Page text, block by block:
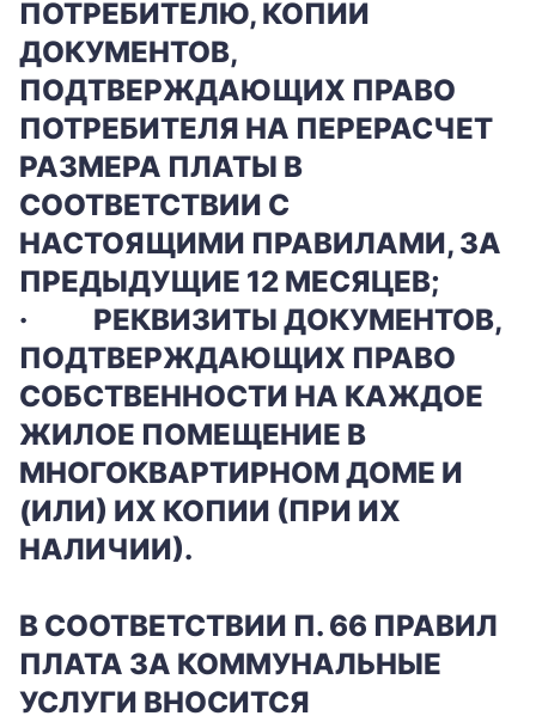
ПОТРЕБИТЕЛЮ, КОПИИ
ДОКУМЕНТОВ,
ПОДТВЕРЖДАЮЩИХ ПРАВО
ПОТРЕБИТЕЛЯ НА ПЕРЕРАСЧЕТ
РАЗМЕРА ПЛАТЫ В
СООТВЕТСТВИИ С
НАСТОЯЩИМИ ПРАВИЛАМИ, ЗА
ПРЕДЫДУЩИЕ 12 МЕСЯЦЕВ;
·
РЕКВИЗИТЫ ДОКУМЕНТОВ,
ПОДТВЕРЖДАЮЩИХ ПРАВО
СОБСТВЕННОСТИ НА КАЖДОЕ
ЖИЛОЕ ПОМЕЩЕНИЕ В
МНОГОКВАРТИРНОМ ДОМЕ И
(ИЛИ) ИХ КОПИИ (ПРИ ИХ
НАЛИЧИИ).
В СООТВЕТСТВИИ П. 66 ПРАВИЛ
ПЛАТА ЗА КОММУНАЛЬНЫЕ
УСЛУГИ ВНОСИТСЯ